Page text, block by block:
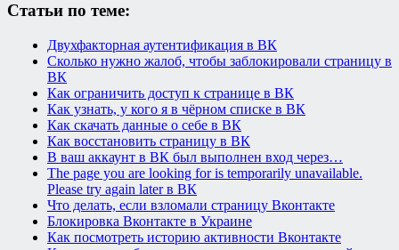
Статьи по теме:
Двухфакторная аутентификация в ВК
Сколько нужно жалоб, чтобы заблокировали страницу в
ВК
Как ограничить доступ к странице в ВК
Как узнать, у кого я в чёрном списке в ВК
Как скачать данные о себе в ВК
Как восстановить страницу в ВК
В ваш аккаунт в ВК был выполнен вход через…
The page you are looking for is temporarily unavailable.
Please try again later в ВК
Что делать, если взломали страницу Вконтакте
Блокировка Вконтакте в Украине
Как посмотреть историю активности Вконтакте